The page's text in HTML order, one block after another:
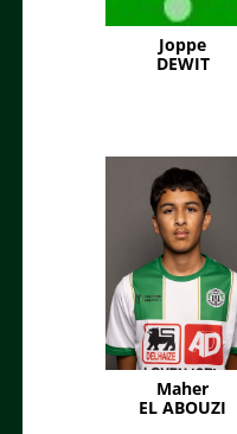
Joppe
DEWIT
Maher
EL ABOUZI